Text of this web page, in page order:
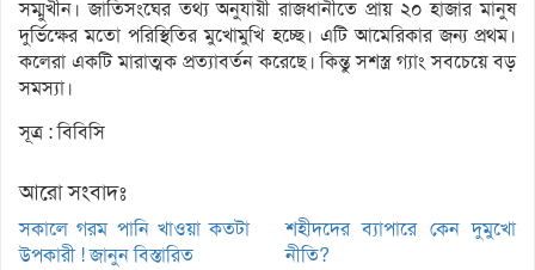
সম্মুখীন। জাতিসংঘের তথ্য অনুযায়ী রাজধানীতে প্রায় ২০ হাজার মানুষ
দুর্ভিক্ষের মতো পরিস্থিতির মুখোমুখি হচ্ছে। এটি আমেরিকার জন্য প্রথম।
কলেরা একটি মারাত্মক প্রত্যাবর্তন করেছে। কিন্তু সশস্ত্র গ্যাং সবচেয়ে বড়
সমস্যা।
সূত্র : বিবিসি
আরো সংবাদঃ
সকালে গরম পানি খাওয়া কতটা
উপকারী ! জানুন বিস্তারিত
শহীদদের ব্যাপারে কেন দুমুখো
নীতি?